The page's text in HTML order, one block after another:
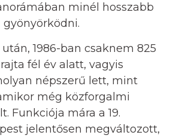
minél hosszabb
1986-ban csaknem 825
fél év alatt, vagyis
népszerű lett, mint
még közforgalmi
Funkciója mára a 19.
jelentősen megváltozott,